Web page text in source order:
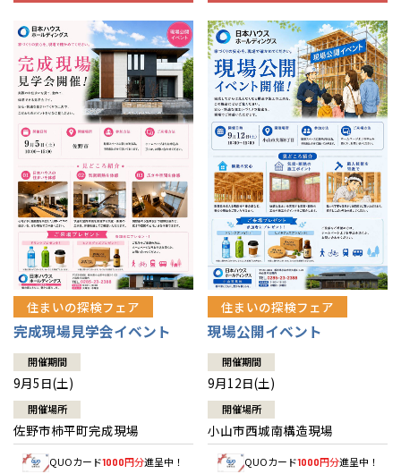
住まいの探検フェア
完成現場見学会イベント
開催期間
9月5日(土)
開催場所
佐野市柿平町完成現場
QUOカード1000円分進呈中！
住まいの探検フェア
現場公開イベント
開催期間
9月12日(土)
開催場所
小山市西城南構造現場
QUOカード1000円分進呈中！